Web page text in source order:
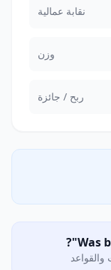
نقابة عمالية
وزن
ربح / جائزة